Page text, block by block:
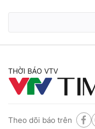
THỜI BÁO VTV
Theo dõi báo trên